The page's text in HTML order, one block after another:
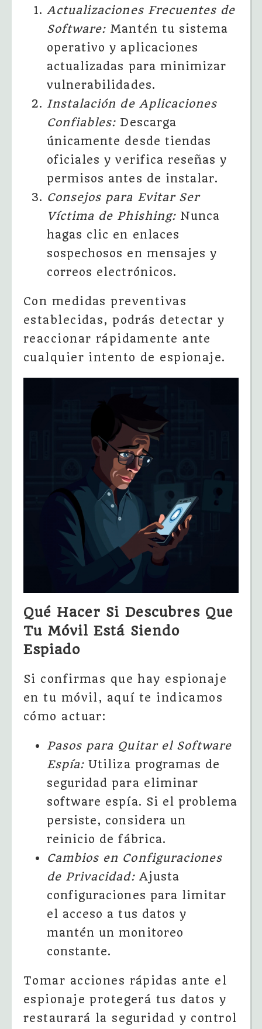
Actualizaciones Frecuentes de
Software: Mantén tu sistema
operativo y aplicaciones
actualizadas para minimizar
vulnerabilidades.
Instalación de Aplicaciones
Confiables: Descarga
únicamente desde tiendas
oficiales y verifica reseñas y
permisos antes de instalar.
Consejos para Evitar Ser
Víctima de Phishing:Nunca
hagas clic en enlaces
sospechosos en mensajes y
correos electrónicos.
Con medidas preventivas
establecidas, podrás detectar y
reaccionar rápidamente ante
cualquier intento de espionaje.
Qué Hacer Si Descubres Que
Tu Móvil Está Siendo
Espiado
Si confirmas que hay espionaje
en tu móvil, aquí te indicamos
cómo actuar:
Pasos para Quitar el Software
Espía: Utiliza programas de
seguridad para eliminar
software espía. Si el problema
persiste, considera un
reinicio de fábrica.
Cambios en Configuraciones
de Privacidad:Ajusta
configuraciones para limitar
el acceso a tus datos y
mantén un monitoreo
constante.
Tomar acciones rápidas ante el
espionaje protegerá tus datos y
restaurará la seguridad y control